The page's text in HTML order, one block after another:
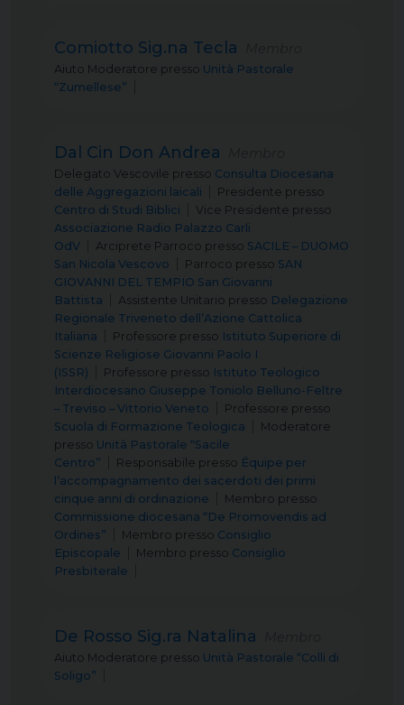
Comiotto Sig.na Tecla
Aiuto Moderatore presso Unità Pastorale
“Zumellese”
Dal Cin Don Andrea
Delegato Vescovile presso Consulta Diocesana
delle Aggregazioni laicali
Presidente presso
Centro di Studi Biblici
Vice Presidente presso
Associazione Radio Palazzo Carli
OdV
Arciprete Parroco presso SACILE – DUOMO
San Nicola Vescovo
Parroco presso SAN
GIOVANNI DEL TEMPIO San Giovanni
Battista
Assistente Unitario presso Delegazione
Regionale Triveneto dell’Azione Cattolica
Italiana
Professore presso Istituto Superiore di
Scienze Religiose Giovanni Paolo I
(ISSR)
Professore presso Istituto Teologico
Interdiocesano Giuseppe Toniolo Belluno-Feltre
– Treviso – Vittorio Veneto
Professore presso
Scuola di Formazione Teologica
Moderatore
presso Unità Pastorale “Sacile
Centro”
Responsabile presso Équipe per
l’accompagnamento dei sacerdoti dei primi
cinque anni di ordinazione
Membro presso
Commissione diocesana “De Promovendis ad
Ordines”
Membro presso Consiglio
Episcopale
Membro presso Consiglio
Presbiterale
De Rosso Sig.ra Natalina
Aiuto Moderatore presso Unità Pastorale “Colli di
Soligo”